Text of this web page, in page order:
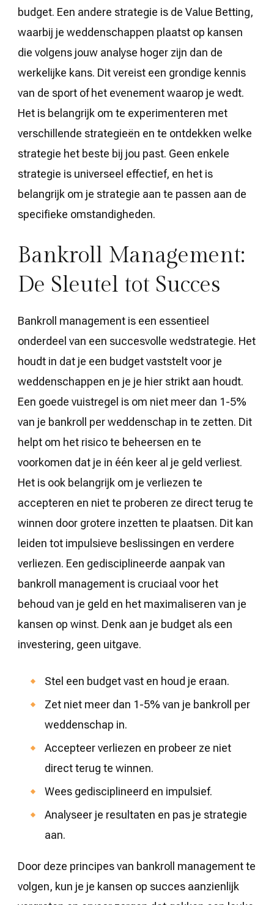
budget. Een andere strategie is de Value Betting,
waarbij je weddenschappen plaatst op kansen
die volgens jouw analyse hoger zijn dan de
werkelijke kans. Dit vereist een grondige kennis
van de sport of het evenement waarop je wedt.
Het is belangrijk om te experimenteren met
verschillende strategieën en te ontdekken welke
strategie het beste bij jou past. Geen enkele
strategie is universeel effectief, en het is
belangrijk om je strategie aan te passen aan de
specifieke omstandigheden.
Bankroll Management:
De Sleutel tot Succes
Bankroll management is een essentieel
onderdeel van een succesvolle wedstrategie. Het
houdt in dat je een budget vaststelt voor je
weddenschappen en je je hier strikt aan houdt.
Een goede vuistregel is om niet meer dan 1-5%
van je bankroll per weddenschap in te zetten. Dit
helpt om het risico te beheersen en te
voorkomen dat je in één keer al je geld verliest.
Het is ook belangrijk om je verliezen te
accepteren en niet te proberen ze direct terug te
winnen door grotere inzetten te plaatsen. Dit kan
leiden tot impulsieve beslissingen en verdere
verliezen. Een gedisciplineerde aanpak van
bankroll management is cruciaal voor het
behoud van je geld en het maximaliseren van je
kansen op winst. Denk aan je budget als een
investering, geen uitgave.
Stel een budget vast en houd je eraan.
Zet niet meer dan 1-5% van je bankroll per
weddenschap in.
Accepteer verliezen en probeer ze niet
direct terug te winnen.
Wees gedisciplineerd en impulsief.
Analyseer je resultaten en pas je strategie
aan.
Door deze principes van bankroll management te
volgen, kun je je kansen op succes aanzienlijk